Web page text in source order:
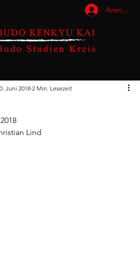
Juni 2018 2 Min. Lesezeit
Lind